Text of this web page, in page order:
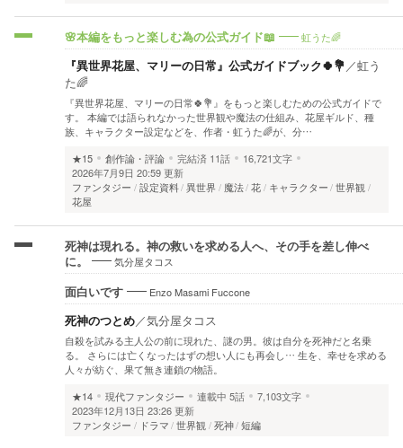
🌸本編をもっと楽しむ為の公式ガイド📖 虹うた🌈
『異世界花屋、マリーの日常』公式ガイドブック🍀💐 ／虹う
た🌈
『異世界花屋、マリーの日常🍀💐』をもっと楽しむための公式ガイドで
す。 本編では語られなかった世界観や魔法の仕組み、花屋ギルド、種
族、キャラクター設定などを、作者・虹うた🌈が、分…
★15
創作論・評論 完結済 11話
16,721文字
2026年7月9日 20:59 更新
ファンタジー
設定資料 異世界 魔法 花 キャラクター 世界観
花屋
死神は現れる。神の救いを求める人へ、その手を差し伸べ
に。
気分屋タコス
面白いです Enzo Masami Fuccone
死神のつとめ／気分屋タコス
自殺を試みる主人公の前に現れた、謎の男。彼は自分を死神だと名乗
る。 さらには亡くなったはずの想い人にも再会し… 生を、幸せを求める
人々が紡ぐ、果て無き連鎖の物語。
★14
現代ファンタジー 連載中 5話
7,103文字
2023年12月13日 23:26 更新
ファンタジー
ドラマ 世界観 死神 短編